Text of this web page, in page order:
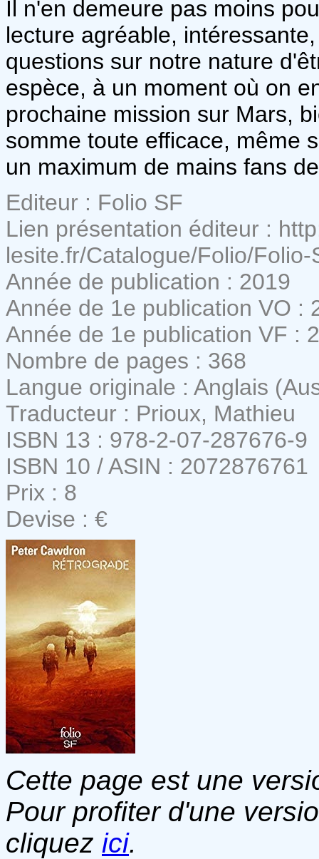
Il n'en demeure pas moins
lecture agréable,
questions sur notre nature
espèce, à un moment où on
prochaine mission sur Mars,
somme toute efficace, même
un maximum de mains fans
Editeur : Folio SF
Lien présentation éditeur :
lesite.fr/Catalogue/Folio/
Année de publication : 2019
Année de 1e publication VO :
Année de 1e publication VF :
Nombre de pages : 368
Langue originale : Anglais
Traducteur : Prioux, Mathieu
ISBN 13 : 978-2-07-287676-9
ISBN 10 / ASIN : 2072876761
Prix : 8
Devise : €
Cette page est une
Pour profiter d'une
cliquez ici.